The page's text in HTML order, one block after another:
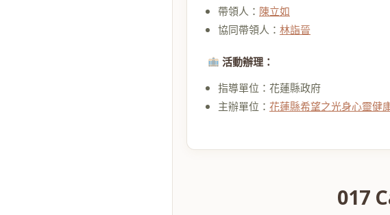
帶領人： 陳立如
協同帶領人： 林詣晉
活動辦理：
指導單位：花蓮縣政府
主辦單位： 花蓮縣希望之光身心靈健
017